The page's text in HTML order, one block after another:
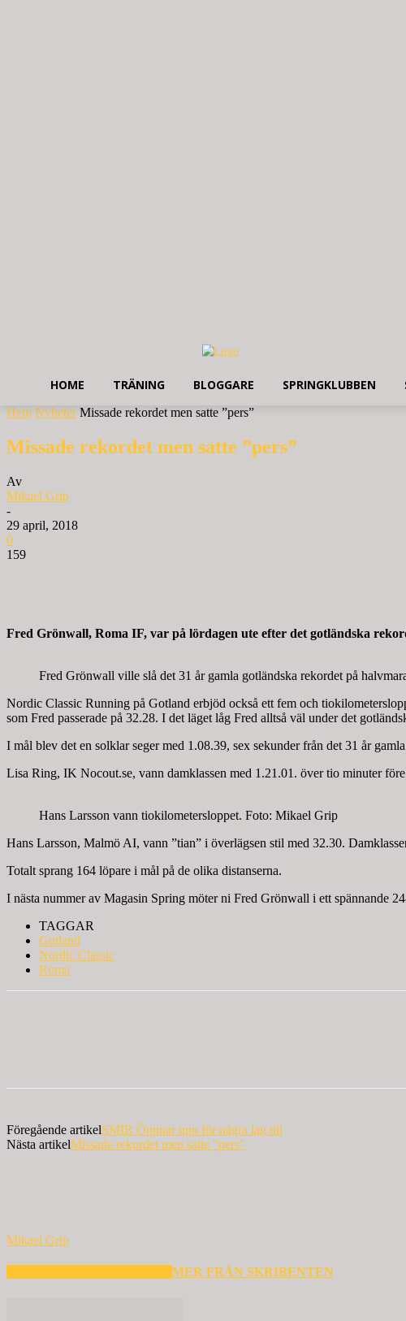
HOME TRÄNING BLOGGARE SPRINGKLUBBEN
Hem Nyheter Missade rekordet men satte ”pers”
Missade rekordet men satte ”pers”
Av
Mikael Grip
-
29 april, 2018
0
159
Fred Grönwall, Roma IF, var på lördagen ute efter det gotländska
Fred Grönwall ville slå det 31 år gamla gotländska rekordet på
Nordic Classic Running på Gotland erbjöd också ett fem och
som Fred passerade på 32.28. I det läget låg Fred alltså väl under det
I mål blev det en solklar seger med 1.08.39, sex sekunder från det 31 år
Lisa Ring, IK Nocout.se, vann damklassen med 1.21.01. över tio minuter
Hans Larsson vann tiokilometersloppet. Foto: Mikael Grip
Hans Larsson, Malmö AI, vann ”tian” i överlägsen stil med 32.30.
Totalt sprang 164 löpare i mål på de olika distanserna.
I nästa nummer av Magasin Spring möter ni Fred Grönwall i ett spännande
TAGGAR
Gotland
Nordic Classic
Roma
Föregående artikelSMIR Öppnar upp för några lag till
Nästa artikelMissade rekordet men satte "pers"
Mikael Grip
MER FRÅN SKRIBENTEN